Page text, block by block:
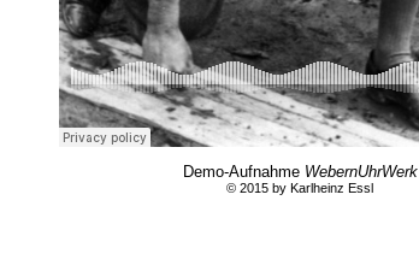
Demo-Aufnahme WebernUhrWerk
© 2015 by Karlheinz Essl